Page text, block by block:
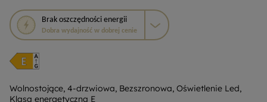
Brak oszczędności energii
Dobra wydajność w dobrej cenie
To
działanie
otworzy
narzędzie
do
energii
Youreko.
Wolnostojące, 4-drzwiowa, Bezszronowa, Oświetlenie Led,
Klasa energetyczna E